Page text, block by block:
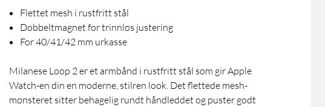
Flettet mesh i rustfritt stål
Dobbeltmagnet for trinnløs justering
For 40/41/42 mm urkasse
Milanese Loop 2 er et armbånd i rustfritt stål som gir Apple
Watch-en din en moderne, stilren look. Det flettede mesh-
mønsteret sitter behagelig rundt håndleddet og puster godt